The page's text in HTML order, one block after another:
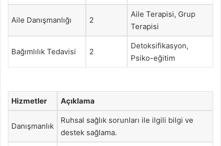
Aile Danışmanlığı 2
Aile Terapisi, Grup
Terapisi
Bağımlılık Tedavisi 2
Detoksifikasyon,
Psiko-eğitim
Hizmetler Açıklama
Danışmanlık
Ruhsal sağlık sorunları ile ilgili bilgi ve
destek sağlama.